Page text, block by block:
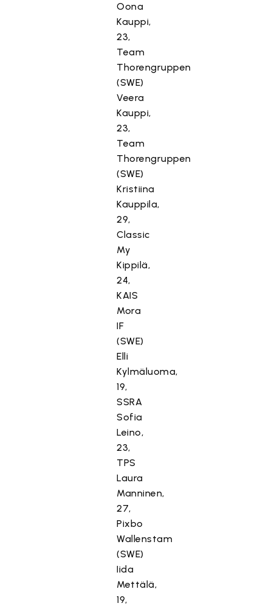
Oona
Kauppi,
23,
Team
Thorengruppen
(SWE)
Veera
Kauppi,
23,
Team
Thorengruppen
(SWE)
Kristiina
Kauppila,
29,
Classic
My
Kippilä,
24,
KAIS
Mora
IF
(SWE)
Elli
Kylmäluoma,
19,
SSRA
Sofia
Leino,
23,
TPS
Laura
Manninen,
27,
Pixbo
Wallenstam
(SWE)
Iida
Mettälä,
19,